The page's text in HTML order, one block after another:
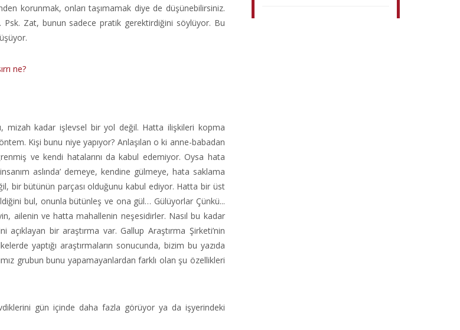
korunmak, onları taşımamak diye de düşünebilirsiniz.
Zat, bunun sadece pratik gerektirdiğini söylüyor. Bu
mizah kadar işlevsel bir yol değil. Hatta ilişkileri kopma
Kişi bunu niye yapıyor? Anlaşılan o ki anne-babadan
ve kendi hatalarını da kabul edemiyor. Oysa hata
aslında’ demeye, kendine gülmeye, hata saklama
bir bütünün parçası olduğunu kabul ediyor. Hatta bir üst
bul, onunla bütünleş ve ona gül… Gülüyorlar Çünkü...
ailenin ve hatta mahallenin neşesidirler. Nasıl bu kadar
açıklayan bir araştırma var. Gallup Araştırma Şirketi’nin
yaptığı araştırmaların sonucunda, bizim bu yazıda
grubun bunu yapamayanlardan farklı olan şu özellikleri
gün içinde daha fazla görüyor ya da işyerindeki